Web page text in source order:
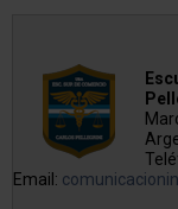
Email: